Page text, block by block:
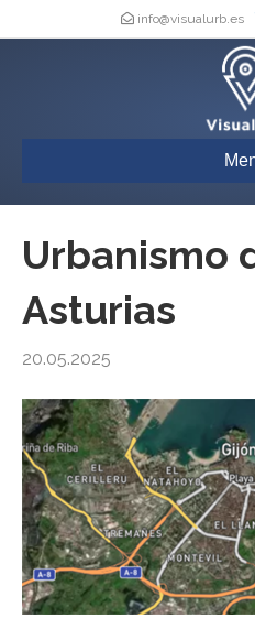
info@visualurb.es
Urbanismo
Asturias
20.05.2025